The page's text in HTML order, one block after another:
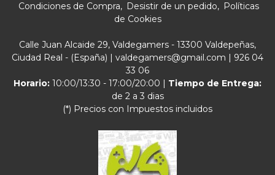
Condiciones de Compra
Desistir de un pedido
Políticas
de Cookies
Calle Juan Alcaide 29, Valdegamers - 13300 Valdepeñas,
Ciudad Real - (España) | valdegamers@gmail.com | 926 04
33 06
Horario: 10:00/13:30 - 17:00/20:00 | Tiempo de Entrega:
de 2 a 3 dias
(*) Precios con Impuestos incluidos